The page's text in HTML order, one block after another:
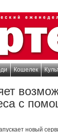
Кошелек
с
новый